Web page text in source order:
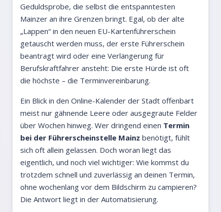
Geduldsprobe, die selbst die entspanntesten
Mainzer an ihre Grenzen bringt. Egal, ob der alte
„Lappen“ in den neuen EU-Kartenführerschein
getauscht werden muss, der erste Führerschein
beantragt wird oder eine Verlängerung für
Berufskraftfahrer ansteht: Die erste Hürde ist oft
die höchste – die Terminvereinbarung.
Ein Blick in den Online-Kalender der Stadt offenbart
meist nur gähnende Leere oder ausgegraute Felder
über Wochen hinweg. Wer dringend einen Termin
bei der Führerscheinstelle Mainz benötigt, fühlt
sich oft allein gelassen. Doch woran liegt das
eigentlich, und noch viel wichtiger: Wie kommst du
trotzdem schnell und zuverlässig an deinen Termin,
ohne wochenlang vor dem Bildschirm zu campieren?
Die Antwort liegt in der Automatisierung.